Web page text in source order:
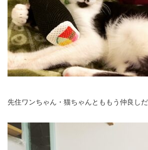
先住ワンちゃん・猫ちゃんとももう仲良し